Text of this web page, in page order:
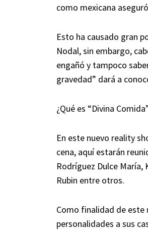
como mexicana
Esto ha causado gran
Nodal, sin embargo,
engañó y tampoco
gravedad” dará a
¿Qué es “Divina
En este nuevo reality
cena, aquí estarán
Rodríguez Dulce María,
Rubin entre otros.
Como finalidad de este
personalidades a sus